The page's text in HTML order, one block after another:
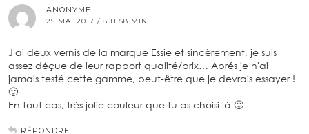
ANONYME
25 MAI 2017 / 8 H 58 MIN
J'ai deux vernis de la marque Essie et sincèrement, je suis
assez déçue de leur rapport qualité/prix… Aprés je n'ai
jamais testé cette gamme, peut-être que je devrais essayer !
🙂
En tout cas, très jolie couleur que tu as choisi lá 🙂
RÉPONDRE